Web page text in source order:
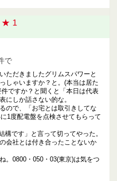
★ 1
で
ただきましたグリムスパワーと
しゃいますか？と。(本当は居た
ですか？と聞くと「本日は代表
にしか話さない的な。
ので、「お宅とは取引きしてな
1度配電盤を点検させてもらって
です」と言って切ってやった。
会社とは付き合ったことないか
。0800・050・03(東京)は気をつ